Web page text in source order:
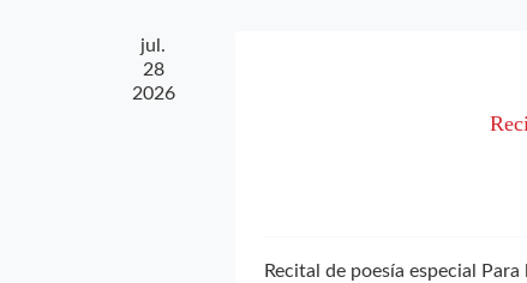
jul.
28
2026
Recital de poesía especial